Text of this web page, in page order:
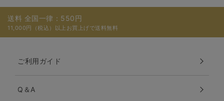
送料 全国一律：550円
11,000円（税込）以上お買上げで送料無料
ご利用ガイド
Q＆A